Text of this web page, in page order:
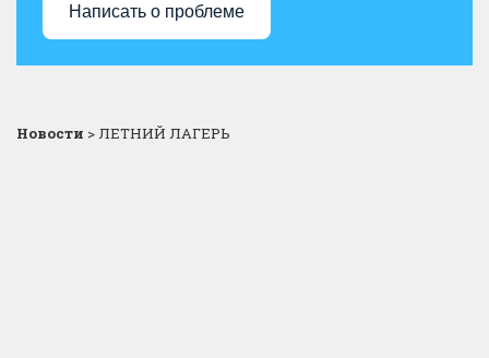
Написать о проблеме
Новости >ЛЕТНИЙ ЛАГЕРЬ